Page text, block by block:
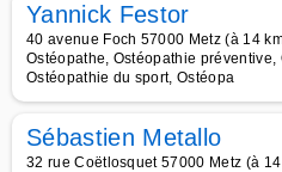
Yannick Festor
40 avenue Foch 57000 Metz (à 14
Ostéopathe, Ostéopathie
Ostéopathie du sport, Ostéopa
Sébastien Metallo
32 rue Coëtlosquet 57000 Metz (à